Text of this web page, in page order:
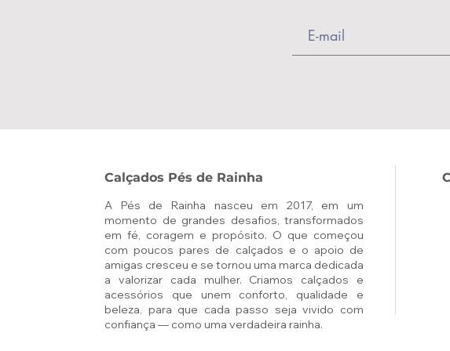
Calçados Pés de Rainha
A Pés de Rainha nasceu em 2017, em um
momento de grandes desafios, transformados
em fé, coragem e propósito. O que começou
com poucos pares de calçados e o apoio de
amigas cresceu e se tornou uma marca dedicada
a valorizar cada mulher. Criamos calçados e
acessórios que unem conforto, qualidade e
beleza, para que cada passo seja vivido com
confiança — como uma verdadeira rainha.